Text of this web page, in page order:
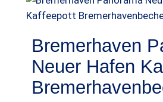
i
A
n
e
Bremerhaven
Neuer Hafen